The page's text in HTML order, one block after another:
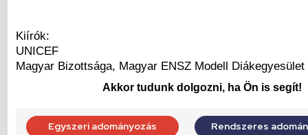
Kiírók:
UNICEF
Magyar Bizottsága, Magyar ENSZ Modell Diákegyesület
Akkor tudunk dolgozni, ha Ön is segít!